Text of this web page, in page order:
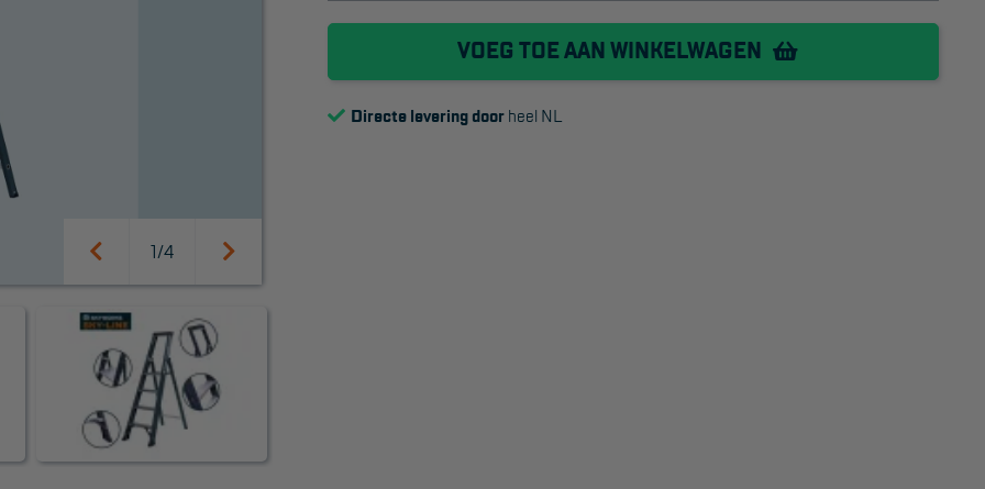
Project toepassingen
Laagbouw
SUPPORT
Handleidingen
Tips en trucs
Veelgestelde vragen
Wet- en regelgeving
1/4
VOEG TOE AAN WINKELWAGEN
Directe levering door heel NL